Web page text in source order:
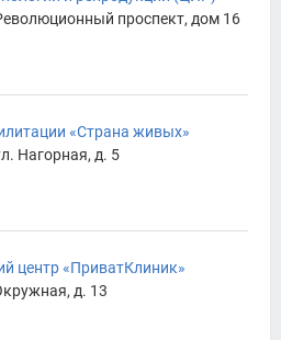
проспект, дом 16
«Страна живых»
Нагорная, д. 5
центр «ПриватКлиник»
д. 13